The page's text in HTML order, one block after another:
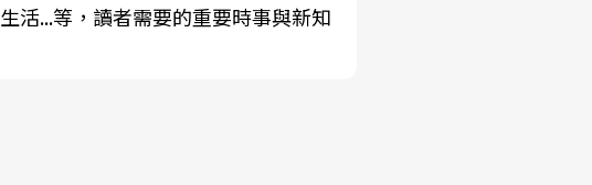
生活...等，讀者需要的重要時事與新知